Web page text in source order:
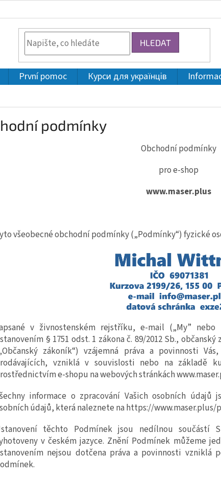
HLEDAT
První pomoc Курси для українців
podmínky
Obchodní podmínky
pro e-shop
www.maser.plus
všeobecné obchodní podmínky („Podmínky“) fyzické
é v živnostenském rejstříku, e-mail („My”
§ 1751 odst. 1 zákona č. 89/2012 Sb.,
zákoník“) vzájemná práva a povinnosti
vzniklá v souvislosti nebo na základě
e-shopu na webových stránkách
informace o zpracování Vašich osobních údajů
údajů, která naleznete na https://www.maser.plus/
stanovení těchto Podmínek jsou nedílnou součástí
v českém jazyce. Znění Podmínek můžeme
nejsou dotčena práva a povinnosti vzniklá